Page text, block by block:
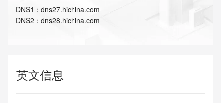
DNS1 ： dns27.hichina.com
DNS2 ： dns28.hichina.com
英文信息